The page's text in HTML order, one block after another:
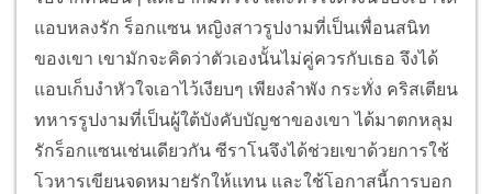
แอบหลงรัก ร็อกแซน หญิงสาวรูปงามที่เป็นเพื่อนสนิท
ของเขา เขามักจะคิดว่าตัวเองนั้นไม่คู่ควรกับเธอ จึงได้
แอบเก็บงำหัวใจเอาไว้เงียบๆ เพียงลำพัง กระทั่ง คริสเตียน
ทหารรูปงามที่เป็นผู้ใต้บังคับบัญชาของเขา ได้มาตกหลุม
รักร็อกแซนเช่นเดียวกัน ซีราโนจึงได้ช่วยเขาด้วยการใช้
โวหารเขียนจดหมายรักให้แทน และใช้โอกาสนี้การบอก